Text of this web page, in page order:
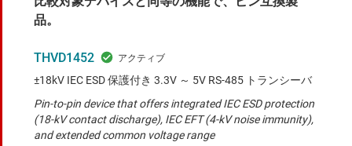
品。
THVD1452
±18kV IEC ESD 保護付き 3.3V ～ 5V RS-485 トランシーバ
Pin-to-pin device that offers integrated IEC ESD protection
(18-kV contact discharge), IEC EFT (4-kV noise immunity),
and extended common voltage range